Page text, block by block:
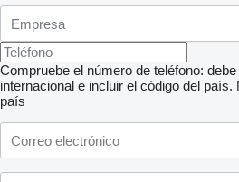
Compruebe el número de teléfono:
internacional e incluir el código del país.
país